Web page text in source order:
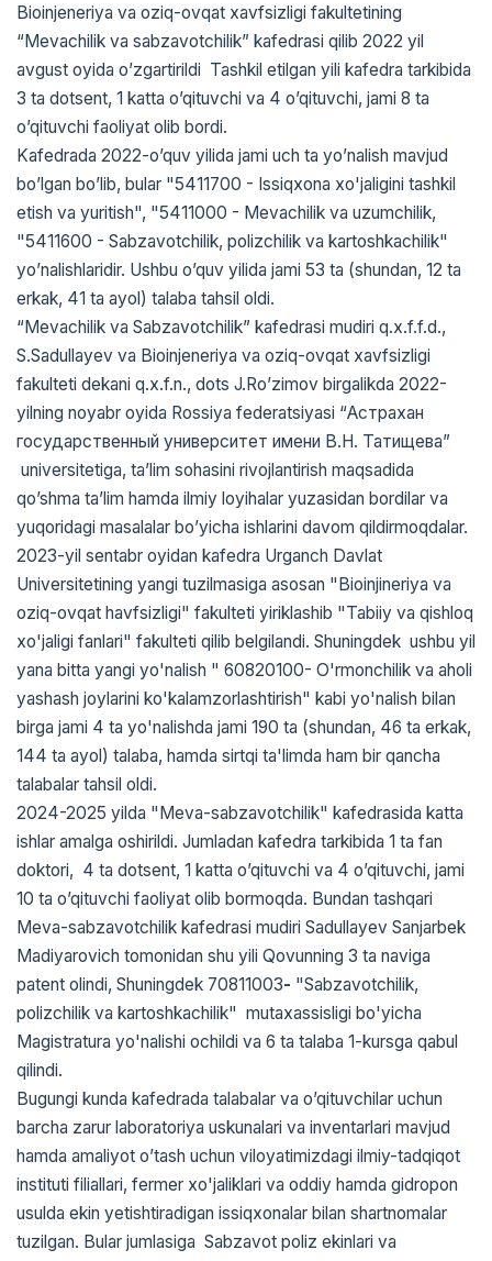
Bioinjeneriya va oziq-ovqat xavfsizligi fakultetining
“Mevachilik va sabzavotchilik” kafedrasi qilib 2022 yil
avgust oyida o’zgartirildi Tashkil etilgan yili kafedra tarkibida
3 ta dotsent, 1 katta o’qituvchi va 4 o’qituvchi, jami 8 ta
o’qituvchi faoliyat olib bordi.
Kafedrada 2022-o’quv yilida jami uch ta yo’nalish mavjud
bo’lgan bo’lib, bular "5411700 - Issiqxona xo'jaligini tashkil
etish va yuritish", "5411000 - Mevachilik va uzumchilik,
"5411600 - Sabzavotchilik, polizchilik va kartoshkachilik"
yo’nalishlaridir. Ushbu o’quv yilida jami 53 ta (shundan, 12 ta
erkak, 41 ta ayol) talaba tahsil oldi.
“Mevachilik va Sabzavotchilik” kafedrasi mudiri q.x.f.f.d.,
S.Sadullayev va Bioinjeneriya va oziq-ovqat xavfsizligi
fakulteti dekani q.x.f.n., dots J.Ro’zimov birgalikda 2022-
yilning noyabr oyida Rossiya federatsiyasi “Астрахан
государственный университет имени В.Н. Татищева”
universitetiga, ta’lim sohasini rivojlantirish maqsadida
qo’shma ta’lim hamda ilmiy loyihalar yuzasidan bordilar va
yuqoridagi masalalar bo’yicha ishlarini davom qildirmoqdalar.
2023-yil sentabr oyidan kafedra Urganch Davlat
Universitetining yangi tuzilmasiga asosan "Bioinjineriya va
oziq-ovqat havfsizligi" fakulteti yiriklashib "Tabiiy va qishloq
xo'jaligi fanlari" fakulteti qilib belgilandi. Shuningdek ushbu yil
yana bitta yangi yo'nalish " 60820100- O'rmonchilik va aholi
yashash joylarini ko'kalamzorlashtirish" kabi yo'nalish bilan
birga jami 4 ta yo'nalishda jami 190 ta (shundan, 46 ta erkak,
144 ta ayol) talaba, hamda sirtqi ta'limda ham bir qancha
talabalar tahsil oldi.
2024-2025 yilda "Meva-sabzavotchilik" kafedrasida katta
ishlar amalga oshirildi. Jumladan kafedra tarkibida 1 ta fan
doktori, 4 ta dotsent, 1 katta o’qituvchi va 4 o’qituvchi, jami
10 ta o’qituvchi faoliyat olib bormoqda. Bundan tashqari
Meva-sabzavotchilik kafedrasi mudiri Sadullayev Sanjarbek
Madiyarovich tomonidan shu yili Qovunning 3 ta naviga
patent olindi, Shuningdek 70811003- "Sabzavotchilik,
polizchilik va kartoshkachilik" mutaxassisligi bo'yicha
Magistratura yo'nalishi ochildi va 6 ta talaba 1-kursga qabul
qilindi.
Bugungi kunda kafedrada talabalar va o’qituvchilar uchun
barcha zarur laboratoriya uskunalari va inventarlari mavjud
hamda amaliyot o’tash uchun viloyatimizdagi ilmiy-tadqiqot
instituti filiallari, fermer xo'jaliklari va oddiy hamda gidropon
usulda ekin yetishtiradigan issiqxonalar bilan shartnomalar
tuzilgan. Bular jumlasiga Sabzavot poliz ekinlari va